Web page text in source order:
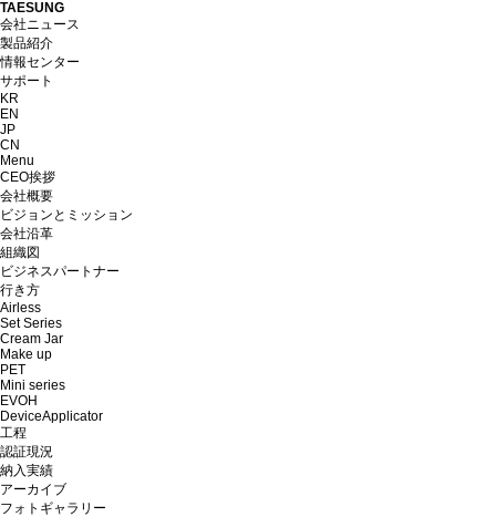
TAESUNG
会社ニュース
製品紹介
情報センター
サポート
KR
EN
JP
CN
Menu
CEO挨拶
会社概要
ビジョンとミッション
会社沿革
組織図
ビジネスパートナー
行き方
Airless
Set Series
Cream Jar
Make up
PET
Mini series
EVOH
DeviceApplicator
工程
認証現況
納入実績
アーカイブ
フォトギャラリー